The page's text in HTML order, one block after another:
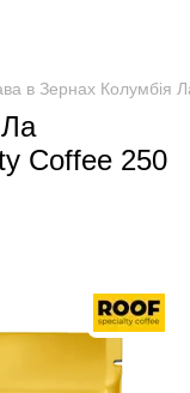
в Зернах Колумбія
Coffee 250